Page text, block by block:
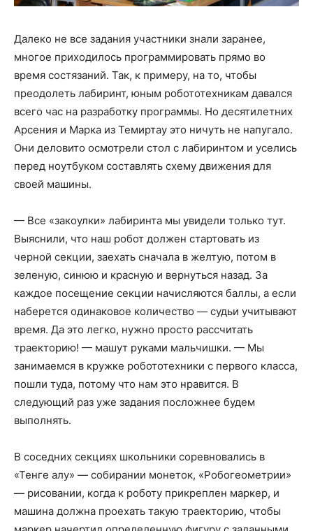
Далеко не все задания участники знали заранее,
многое приходилось программировать прямо во
время состязаний. Так, к примеру, на то, чтобы
преодолеть лабиринт, юным робототехникам давался
всего час на разработку программы. Но десятилетних
Арсения и Марка из Темиртау это ничуть не напугало.
Они деловито осмотрели стол с лабиринтом и уселись
перед ноутбуком составлять схему движения для
своей машины.
— Все «закоулки» лабиринта мы увидели только тут.
Выяснили, что наш робот должен стартовать из
черной секции, заехать сначала в желтую, потом в
зеленую, синюю и красную и вернуться назад. За
каждое посещение секции начисляются баллы, а если
наберется одинаковое количество — судьи учитывают
время. Да это легко, нужно просто рассчитать
траекторию! — машут руками мальчишки. — Мы
занимаемся в кружке робототехники с первого класса,
пошли туда, потому что нам это нравится. В
следующий раз уже задания посложнее будем
выполнять.
В соседних секциях школьники соревновались в
«Тенге алу» — собирании монеток, «Робогеометрии»
— рисовании, когда к роботу прикреплен маркер, и
машина должна проехать такую траекторию, чтобы